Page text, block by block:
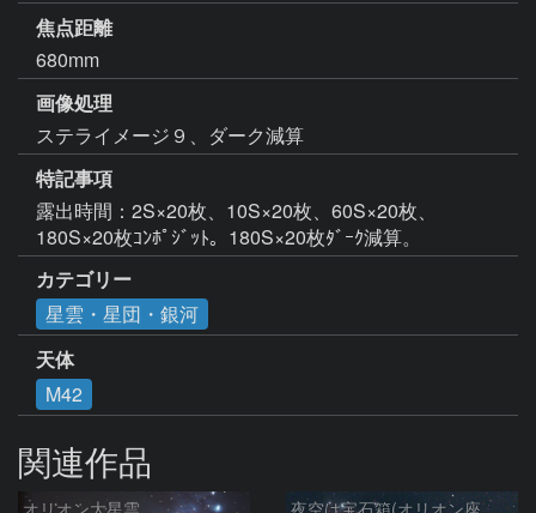
焦点距離
680mm
画像処理
ステライメージ９、ダーク減算
特記事項
露出時間：2S×20枚、10S×20枚、60S×20枚、
180S×20枚ｺﾝﾎﾟｼﾞｯﾄ。180S×20枚ﾀﾞｰｸ減算。
カテゴリー
星雲・星団・銀河
天体
M42
関連作品